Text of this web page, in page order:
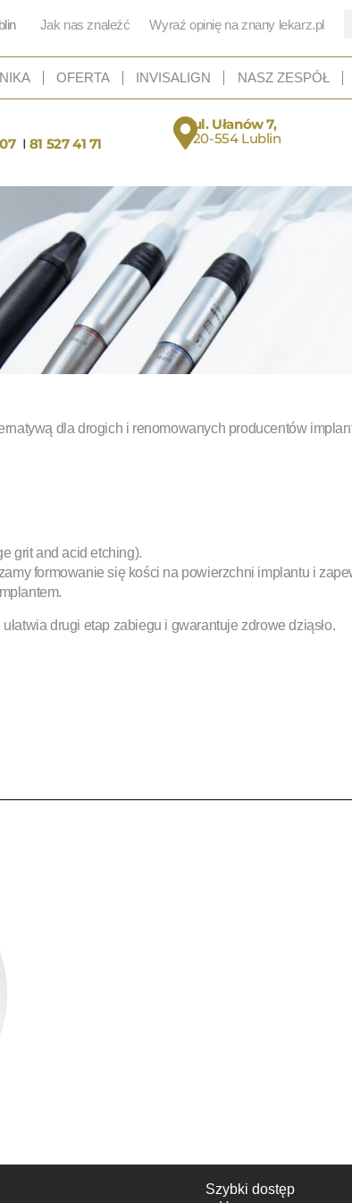
Jak nas znaleźć Wyraź opinię na znany lekarz.pl
OFERTA INVISALIGN NASZ ZESPÓŁ
I 81 527 41 71
ul. Ułanów 7,
20-554 Lublin
dla drogich i renomowanych producentów
grit and acid etching).
formowanie się kości na powierzchni implantu i
drugi etap zabiegu i gwarantuje zdrowe dziąsło.
Szybki dostęp